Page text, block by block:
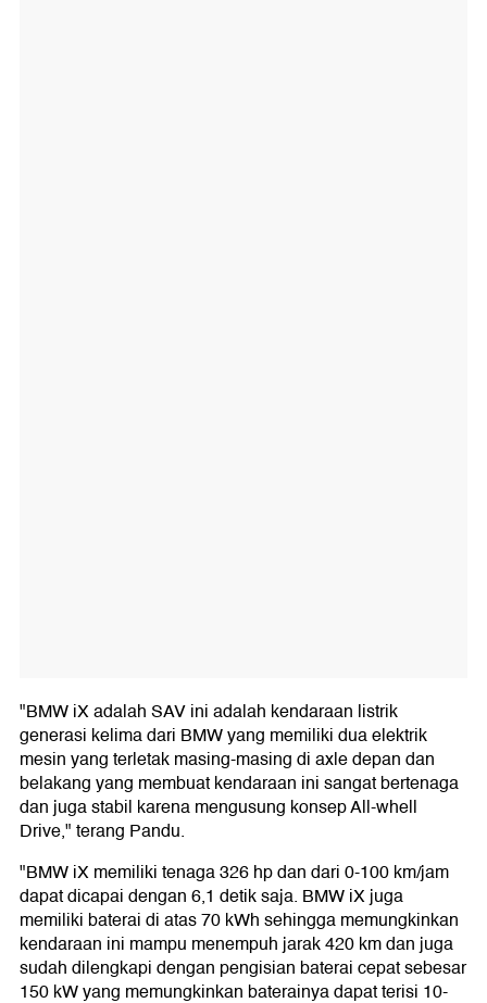
"BMW iX adalah SAV ini adalah kendaraan listrik
generasi kelima dari BMW yang memiliki dua elektrik
mesin yang terletak masing-masing di axle depan dan
belakang yang membuat kendaraan ini sangat bertenaga
dan juga stabil karena mengusung konsep All-whell
Drive," terang Pandu.
"BMW iX memiliki tenaga 326 hp dan dari 0-100 km/jam
dapat dicapai dengan 6,1 detik saja. BMW iX juga
memiliki baterai di atas 70 kWh sehingga memungkinkan
kendaraan ini mampu menempuh jarak 420 km dan juga
sudah dilengkapi dengan pengisian baterai cepat sebesar
150 kW yang memungkinkan baterainya dapat terisi 10-